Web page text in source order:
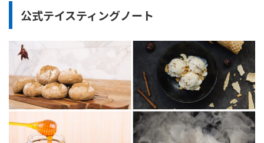
公式テイスティングノート